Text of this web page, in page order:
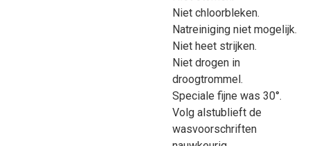
Niet chloorbleken.
Natreiniging niet mogelijk.
Niet heet strijken.
Niet drogen in
droogtrommel.
Speciale fijne was 30°.
Volg alstublieft de
wasvoorschriften